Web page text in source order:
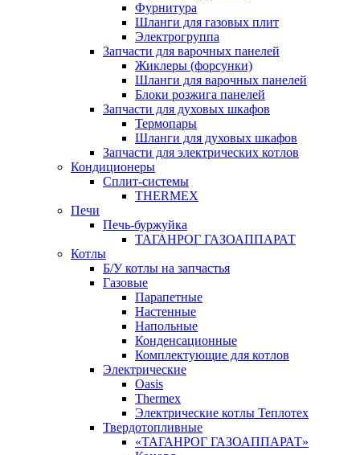
Фурнитура
Шланги для газовых плит
Электрогруппа
Запчасти для варочных панелей
Жиклеры (форсунки)
Шланги для варочных панелей
Блоки розжига панелей
Запчасти для духовых шкафов
Термопары
Шланги для духовых шкафов
Запчасти для электрических котлов
Кондиционеры
Сплит-системы
THERMEX
Печи
Печь-буржуйка
ТАГАНРОГ ГАЗОАППАРАТ
Котлы
Б/У котлы на запчастья
Газовые
Парапетные
Настенные
Напольные
Конденсационные
Комплектующие для котлов
Электрические
Oasis
Thermex
Электрические котлы Теплотех
Твердотопливные
«ТАГАНРОГ ГАЗОАППАРАТ»